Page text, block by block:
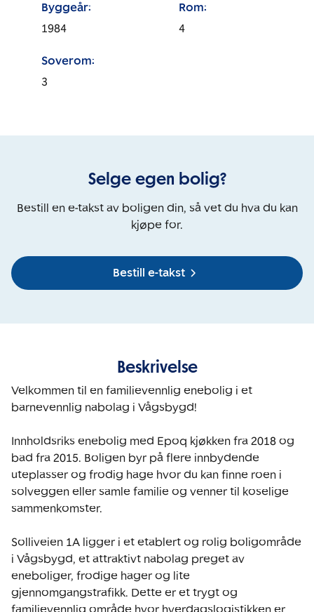
Byggeår:
1984
Rom:
4
Soverom:
3
Selge egen bolig?
Bestill en e-takst av boligen din, så vet du hva du kan
kjøpe for.
Bestill e-takst
Beskrivelse
Velkommen til en familievennlig enebolig i et
barnevennlig nabolag i Vågsbygd!
Innholdsriks enebolig med Epoq kjøkken fra 2018 og
bad fra 2015. Boligen byr på flere innbydende
uteplasser og frodig hage hvor du kan finne roen i
solveggen eller samle familie og venner til koselige
sammenkomster.
Solliveien 1A ligger i et etablert og rolig boligområde
i Vågsbygd, et attraktivt nabolag preget av
eneboliger, frodige hager og lite
gjennomgangstrafikk. Dette er et trygt og